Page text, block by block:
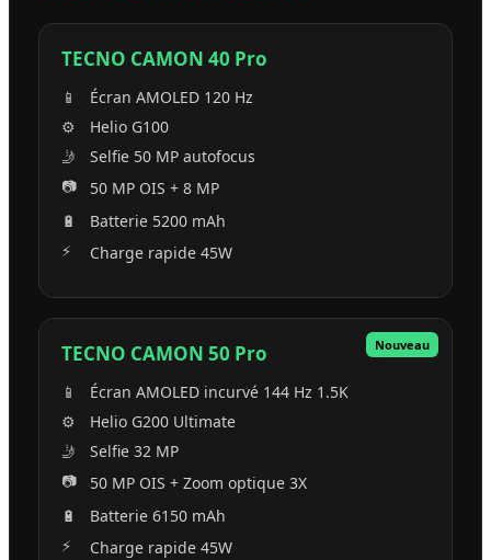
TECNO CAMON 40 Pro
📱
Écran AMOLED 120 Hz
⚙️
Helio G100
🤳
Selfie 50 MP autofocus
📷
50 MP OIS + 8 MP
🔋
Batterie 5200 mAh
⚡
Charge rapide 45W
Nouveau
TECNO CAMON 50 Pro
📱
Écran AMOLED incurvé 144 Hz 1.5K
⚙️
Helio G200 Ultimate
🤳
Selfie 32 MP
📷
50 MP OIS + Zoom optique 3X
🔋
Batterie 6150 mAh
⚡
Charge rapide 45W